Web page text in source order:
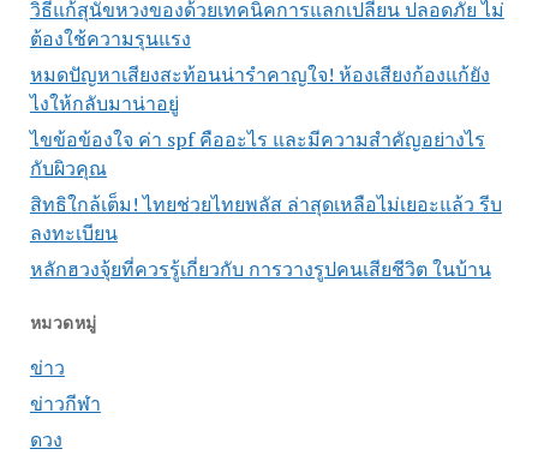
วิธีแก้สุนัขหวงของด้วยเทคนิคการแลกเปลี่ยน ปลอดภัย ไม่
ต้องใช้ความรุนแรง
หมดปัญหาเสียงสะท้อนน่ารำคาญใจ! ห้องเสียงก้องแก้ยัง
ไงให้กลับมาน่าอยู่
ไขข้อข้องใจ ค่า spf คืออะไร และมีความสำคัญอย่างไร
กับผิวคุณ
สิทธิใกล้เต็ม! ไทยช่วยไทยพลัส ล่าสุดเหลือไม่เยอะแล้ว รีบ
ลงทะเบียน
หลักฮวงจุ้ยที่ควรรู้เกี่ยวกับ การวางรูปคนเสียชีวิต ในบ้าน
หมวดหมู่
ข่าว
ข่าวกีฬา
ดวง